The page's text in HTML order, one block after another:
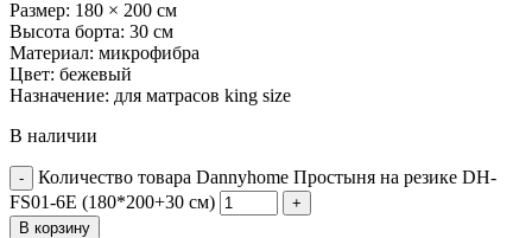
Размер: 180 × 200 см
Высота борта: 30 см
Материал: микрофибра
Цвет: бежевый
Назначение: для матрасов king size
В наличии
Количество товара Dannyhome Простыня на резике DH-
FS01-6E (180*200+30 см)
В корзину